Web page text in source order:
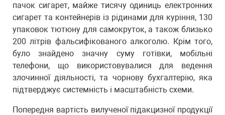
пачок сигарет, майже тисячу одиниць електронних
сигарет та контейнерів із рідинами для куріння, 130
упаковок тютюну для самокруток, а також близько
200 літрів фальсифікованого алкоголю. Крім того,
було знайдено значну суму готівки, мобільні
телефони, що використовувалися для ведення
злочинної діяльності, та чорнову бухгалтерію, яка
підтверджує системність і масштабність схеми.
Попередня вартість вилученої підакцизної продукції